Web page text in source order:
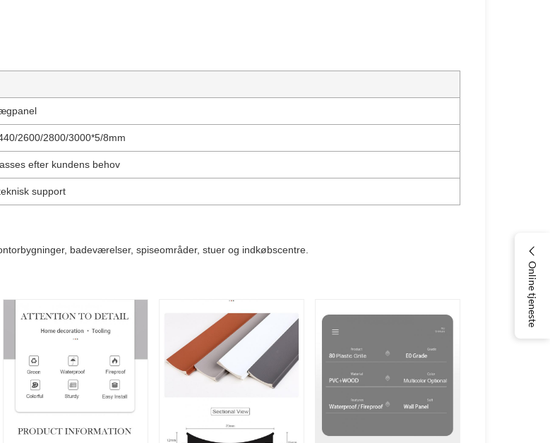
Online tjeneste
2600/2800/3000*5/8mm
efter kundens behov
support
badeværelser, spiseområder, stuer og indkøbscentre.